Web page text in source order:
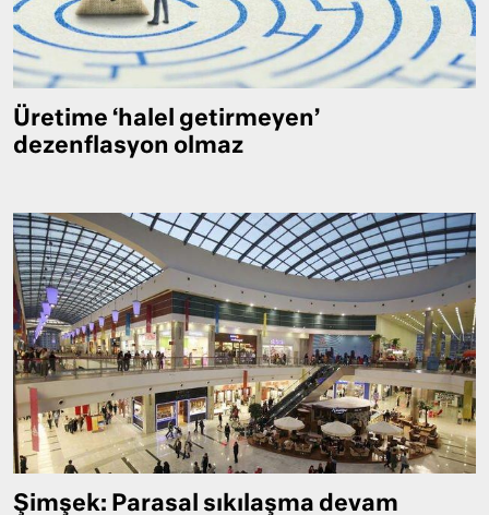
Üretime ‘halel getirmeyen’
dezenflasyon olmaz
Şimşek: Parasal sıkılaşma devam